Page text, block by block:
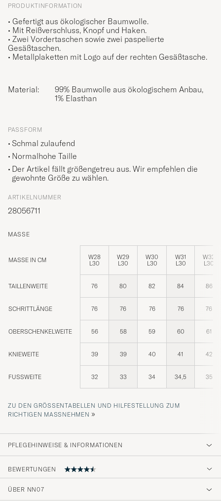
PRODUKTINFORMATION
• Gefertigt aus ökologischer Baumwolle.
• Mit Reißverschluss, Knopf und Haken.
• Zwei Vordertaschen sowie zwei paspelierte
Gesäßtaschen.
• Metallplaketten mit Logo auf der rechten Gesäßtasche.
Material:
99% Baumwolle aus ökologischem Anbau,
1% Elasthan
PASSFORM
Schmal zulaufend
Normalhohe Taille
Der Artikel fällt größengetreu aus. Wir empfehlen die
gewohnte Größe zu wählen.
ARTIKELNUMMER
28056711
MASSE
MASSE IN CM
W28
L30
W29
L30
W30
L30
W31
L30
W32
L30
TAILLENWEITE 76 80 82 84 86
SCHRITTLÄNGE 76 76 76 76 76
OBERSCHENKELWEITE 56 58 59 60 61
KNIEWEITE 39 39 40 41 42
FUSSWEITE 32 33 34 34,5 35
ZU DEN GRÖSSENTABELLEN UND HILFESTELLUNG ZUM R
ICHTIGEN MASSNEHMEN
»
PFLEGEHINWEISE & INFORMATIONEN
BEWERTUNGEN
ÜBER NN07